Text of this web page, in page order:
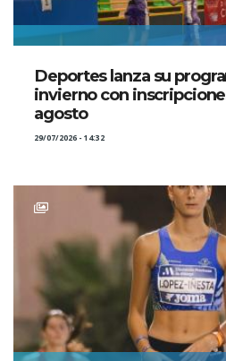
Deportes lanza su
invierno con
agosto
29/07/2026 - 14:32